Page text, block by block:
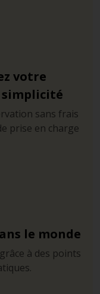
votre
sans frais
prise en charge
le monde
à des points